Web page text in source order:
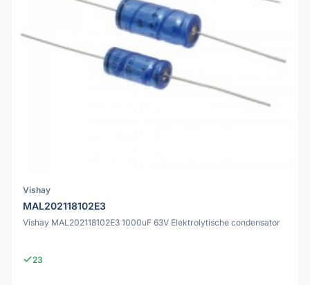
Vishay
MAL202118102E3
Vishay MAL202118102E3 1000uF 63V Elektrolytische condensator
23